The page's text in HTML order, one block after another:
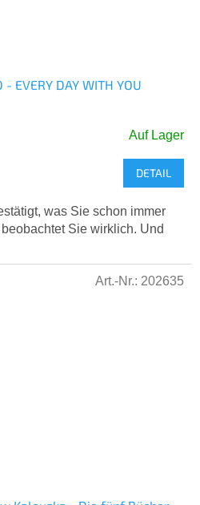
EVERY DAY WITH YOU
Auf Lager
DETAIL
was Sie schon immer
Sie wirklich. Und
Art.-Nr.: 202635